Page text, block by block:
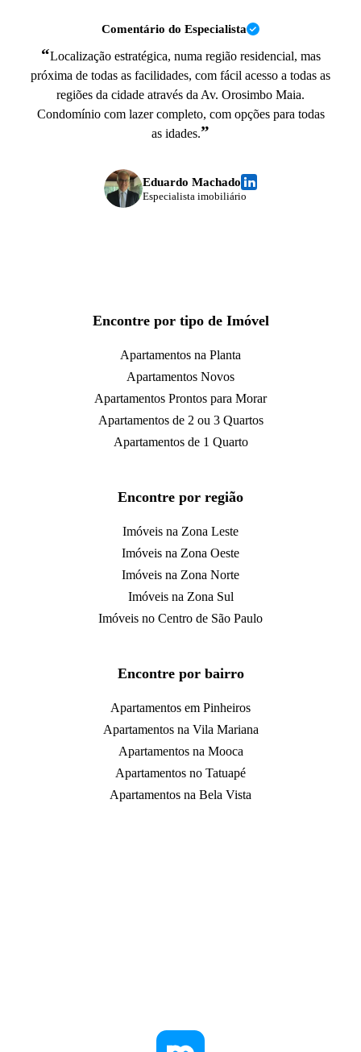
Comentário do Especialista
“Localização estratégica, numa região residencial, mas
próxima de todas as facilidades, com fácil acesso a todas as
regiões da cidade através da Av. Orosimbo Maia.
Condomínio com lazer completo, com opções para todas
as idades.”
Eduardo Machado
Especialista imobiliário
Encontre por tipo de Imóvel
Apartamentos na Planta
Apartamentos Novos
Apartamentos Prontos para Morar
Apartamentos de 2 ou 3 Quartos
Apartamentos de 1 Quarto
Encontre por região
Imóveis na Zona Leste
Imóveis na Zona Oeste
Imóveis na Zona Norte
Imóveis na Zona Sul
Imóveis no Centro de São Paulo
Encontre por bairro
Apartamentos em Pinheiros
Apartamentos na Vila Mariana
Apartamentos na Mooca
Apartamentos no Tatuapé
Apartamentos na Bela Vista